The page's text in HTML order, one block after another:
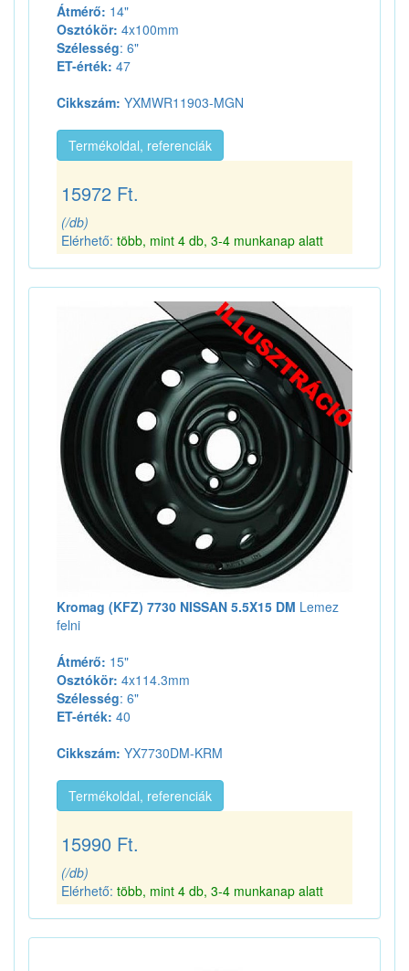
Átmérő: 14"
Osztókör: 4x100mm
Szélesség: 6"
ET-érték: 47
Cikkszám: YXMWR11903-MGN
Termékoldal, referenciák
15972 Ft.
(/db)
Elérhető: több, mint 4 db, 3-4 munkanap alatt
Kromag (KFZ) 7730 NISSAN 5.5X15 DM Lemez
felni
Átmérő: 15"
Osztókör: 4x114.3mm
Szélesség: 6"
ET-érték: 40
Cikkszám: YX7730DM-KRM
Termékoldal, referenciák
15990 Ft.
(/db)
Elérhető: több, mint 4 db, 3-4 munkanap alatt